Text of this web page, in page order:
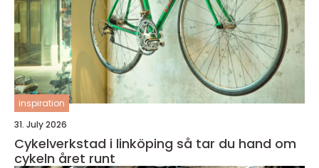
inspiration
31. July 2026
Cykelverkstad i linköping så tar du hand om
cykeln året runt